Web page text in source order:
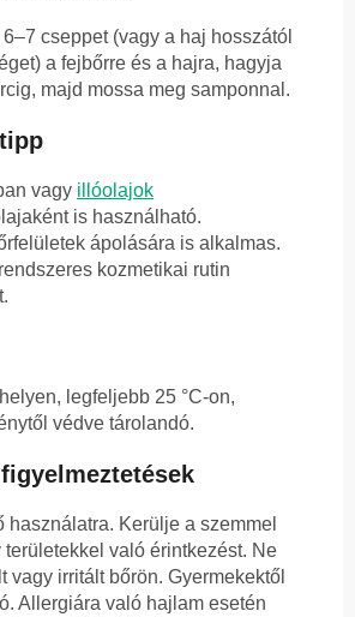
cseppet (vagy a haj hosszától
a fejbőrre és a hajra, hagyja
majd mossa meg samponnal.
vagy illóolajok
is használható.
ápolására is alkalmas.
kozmetikai rutin
legfeljebb 25 °C-on,
védve tárolandó.
használatra. Kerülje a szemmel
területekkel való érintkezést. Ne
vagy irritált bőrön. Gyermekektől
Allergiára való hajlam esetén